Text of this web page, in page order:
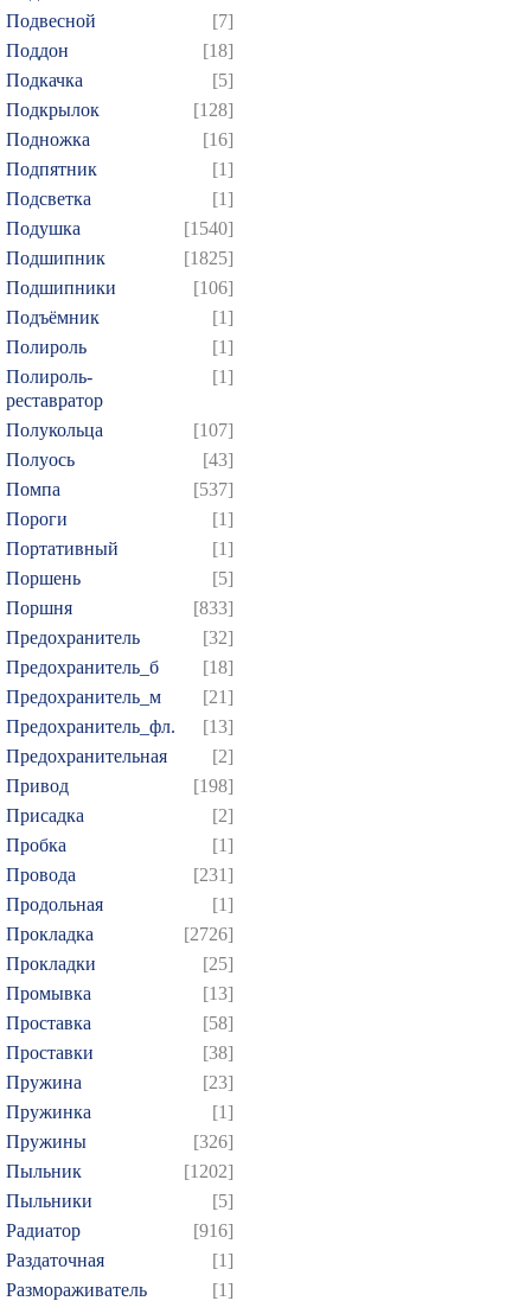
Подвесной
[7]
Поддон
[18]
Подкачка
[5]
Подкрылок
[128]
Подножка
[16]
Подпятник
[1]
Подсветка
[1]
Подушка
[1540]
Подшипник
[1825]
Подшипники
[106]
Подъёмник
[1]
Полироль
[1]
Полироль-
реставратор
[1]
Полукольца
[107]
Полуось
[43]
Помпа
[537]
Пороги
[1]
Портативный
[1]
Поршень
[5]
Поршня
[833]
Предохранитель
[32]
Предохранитель_б
[18]
Предохранитель_м
[21]
Предохранитель_фл.
[13]
Предохранительная
[2]
Привод
[198]
Присадка
[2]
Пробка
[1]
Провода
[231]
Продольная
[1]
Прокладка
[2726]
Прокладки
[25]
Промывка
[13]
Проставка
[58]
Проставки
[38]
Пружина
[23]
Пружинка
[1]
Пружины
[326]
Пыльник
[1202]
Пыльники
[5]
Радиатор
[916]
Раздаточная
[1]
Размораживатель
[1]